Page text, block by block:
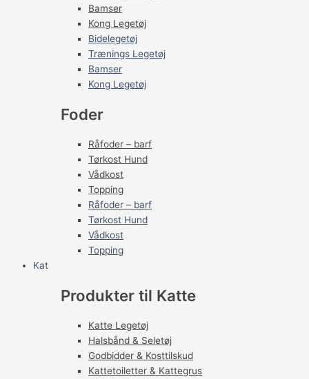
Bamser
Kong Legetøj
Bidelegetøj
Trænings Legetøj
Bamser
Kong Legetøj
Foder
Råfoder – barf
Tørkost Hund
Vådkost
Topping
Råfoder – barf
Tørkost Hund
Vådkost
Topping
Kat
Produkter til Katte
Katte Legetøj
Halsbånd & Seletøj
Godbidder & Kosttilskud
Kattetoiletter & Kattegrus